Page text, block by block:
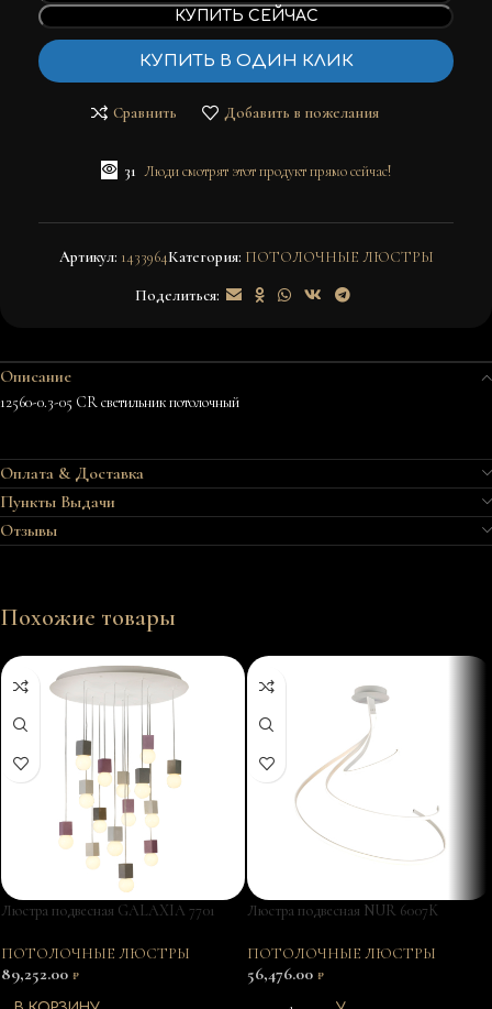
КУПИТЬ СЕЙЧАС
КУПИТЬ В ОДИН КЛИК
Сравнить Добавить в пожелания
31 Люди смотрят этот продукт прямо сейчас!
Артикул: 1433964Категория: ПОТОЛОЧНЫЕ ЛЮСТРЫ
Поделиться:
Описание
12560-0.3-05 CR светильник потолочный
Оплата & Доставка
Пункты Выдачи
Отзывы
Похожие товары
Люстра подвесная GALAXIA 7701
ПОТОЛОЧНЫЕ ЛЮСТРЫ
89,252.00 ₽
Люстра подвесная NUR 6007K
ПОТОЛОЧНЫЕ ЛЮСТРЫ
56,476.00 ₽